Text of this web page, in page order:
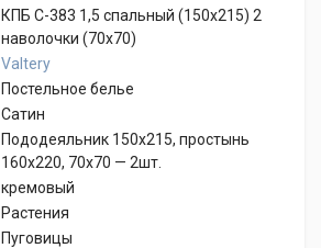
КПБ С-383 1,5 спальный (150х215) 2
наволочки (70х70)
Valtery
Постельное белье
Сатин
Пододеяльник 150х215, простынь
160х220, 70х70 — 2шт.
кремовый
Растения
Пуговицы